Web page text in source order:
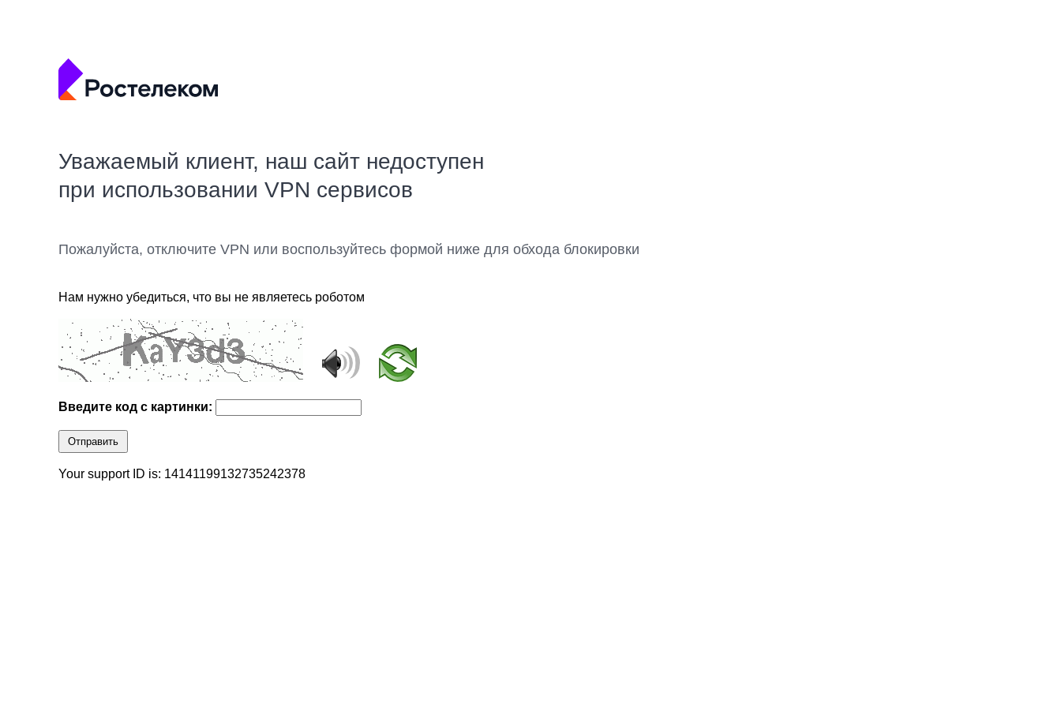
Уважаемый клиент, наш сайт недоступен
при использовании VPN сервисов
Пожалуйста, отключите VPN или воспользуйтесь формой ниже для обхода блокировки
Нам нужно убедиться, что вы не являетесь роботом
Введите код с картинки:
Отправить
Your support ID is: 14141199132735242378